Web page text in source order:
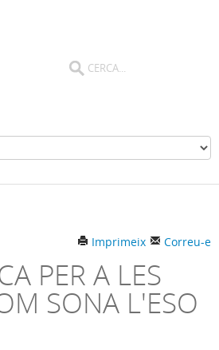
Correu-e
Imprimeix
PER A LES
SONA L'ESO